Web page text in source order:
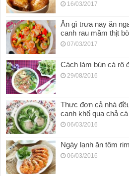
16/03/2017
Ăn gì trưa nay ăn
canh rau mầm thịt
07/03/2017
Cách làm bún cá rô
29/08/2016
Thực đơn cả nhà
canh khổ qua chả cá
06/03/2016
Ngày lạnh ăn tôm
06/03/2016